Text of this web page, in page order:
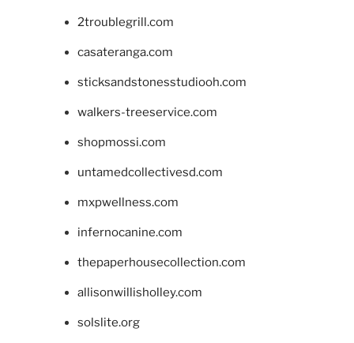
2troublegrill.com
casateranga.com
sticksandstonesstudiooh.com
walkers-treeservice.com
shopmossi.com
untamedcollectivesd.com
mxpwellness.com
infernocanine.com
thepaperhousecollection.com
allisonwillisholley.com
solslite.org